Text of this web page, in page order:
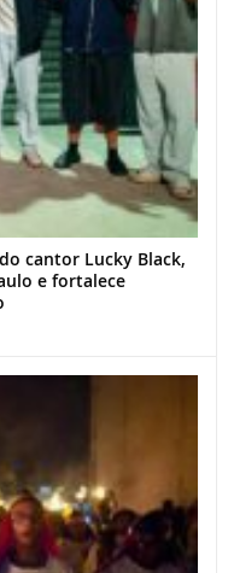
cantor Lucky Black,
e fortalece